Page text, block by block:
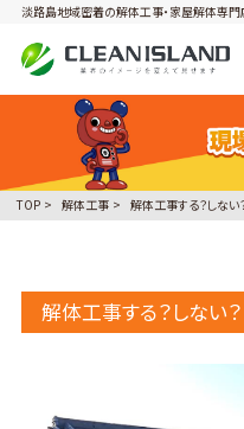
淡路島地域密着の解体工事・家屋解体専門店
TOP 解体工事 解体工事する？しない
解体工事する？しない